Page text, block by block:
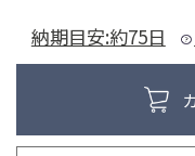
納期目安:約75日